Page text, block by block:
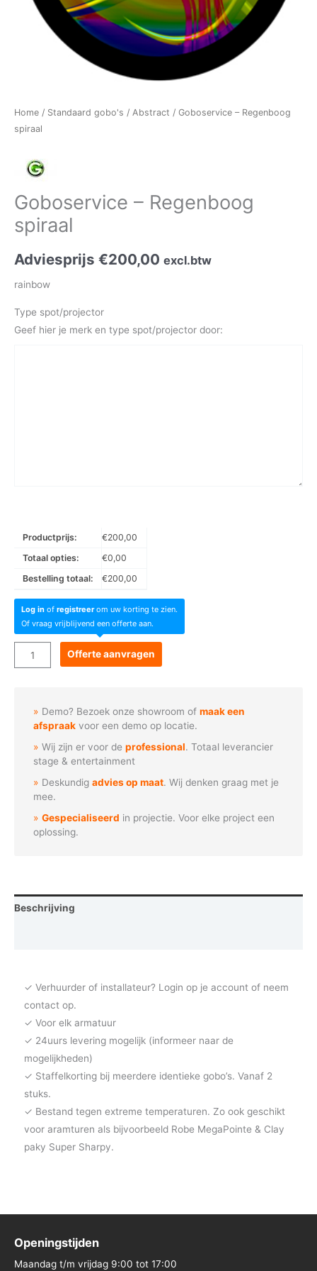
Home / Standaard gobo's / Abstract / Goboservice – Regenboog
spiraal
Goboservice – Regenboog
spiraal
Adviesprijs €200,00 excl.btw
rainbow
Type spot/projector
Geef hier je merk en type spot/projector door:
Productprijs: €200,00
Totaal opties:
€0,00
Bestelling totaal:
€200,00
Log in of registreerom uw korting te zien.
Of vraag vrijblijvend een offerte aan.
Goboservice
-
aantal
Offerte aanvragen
Demo? Bezoek onze showroom ofmaak een
afspraak voor een demo op locatie.
Wij zijn er voor deprofessional. Totaal leverancier
stage & entertainment
Deskundigadvies op maat. Wij denken graag met je
mee.
Gespecialiseerd in projectie. Voor elke project een
oplossing.
Beschrijving
✓ Verhuurder of installateur? Login op je account of neem
contact op.
✓ Voor elk armatuur
✓ 24uurs levering mogelijk (informeer naar de
mogelijkheden)
✓ Staffelkorting bij meerdere identieke gobo’s. Vanaf 2
stuks.
✓ Bestand tegen extreme temperaturen. Zo ook geschikt
voor aramturen als bijvoorbeeld Robe MegaPointe & Clay
paky Super Sharpy.
Openingstijden
Maandag t/m vrijdag 9:00 tot 17:00